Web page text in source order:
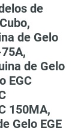
de
de Gelo
de Gelo
EGC
150MA,
Gelo EGE